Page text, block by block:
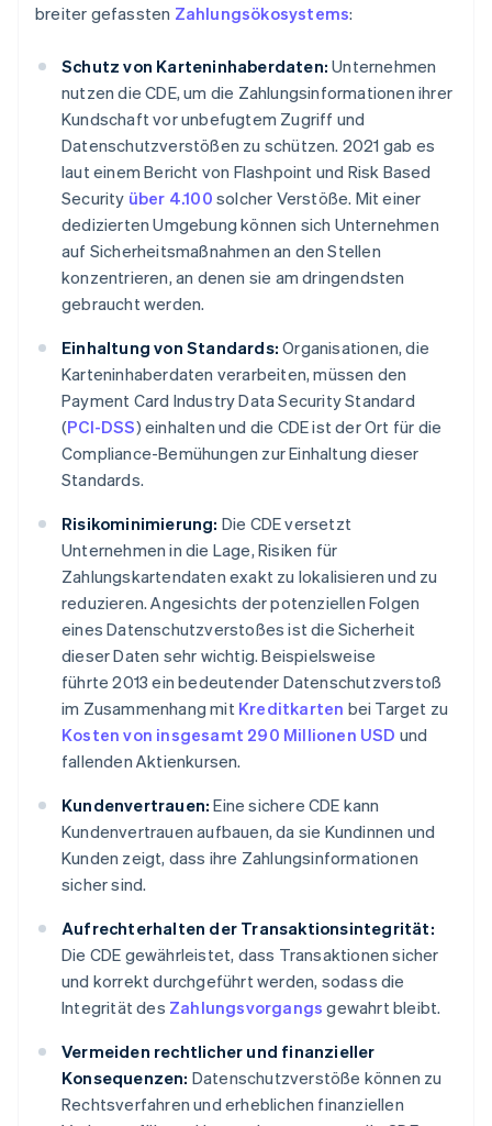
breiter gefassten Zahlungsökosystems:
Schutz von Karteninhaberdaten: Unternehmen
nutzen die CDE, um die Zahlungsinformationen ihrer
Kundschaft vor unbefugtem Zugriff und
Datenschutzverstößen zu schützen. 2021 gab es
laut einem Bericht von Flashpoint und Risk Based
Security über 4.100 solcher Verstöße. Mit einer
dedizierten Umgebung können sich Unternehmen
auf Sicherheitsmaßnahmen an den Stellen
konzentrieren, an denen sie am dringendsten
gebraucht werden.
Einhaltung von Standards: Organisationen, die
Karteninhaberdaten verarbeiten, müssen den
Payment Card Industry Data Security Standard
(PCI-DSS) einhalten und die CDE ist der Ort für die
Compliance-Bemühungen zur Einhaltung dieser
Standards.
Risikominimierung: Die CDE versetzt
Unternehmen in die Lage, Risiken für
Zahlungskartendaten exakt zu lokalisieren und zu
reduzieren. Angesichts der potenziellen Folgen
eines Datenschutzverstoßes ist die Sicherheit
dieser Daten sehr wichtig. Beispielsweise
führte 2013 ein bedeutender Datenschutzverstoß
im Zusammenhang mit Kreditkarten bei Target zu
Kosten von insgesamt 290 Millionen USD und
fallenden Aktienkursen.
Kundenvertrauen: Eine sichere CDE kann
Kundenvertrauen aufbauen, da sie Kundinnen und
Kunden zeigt, dass ihre Zahlungsinformationen
sicher sind.
Aufrechterhalten der Transaktionsintegrität:
Die CDE gewährleistet, dass Transaktionen sicher
und korrekt durchgeführt werden, sodass die
Integrität des Zahlungsvorgangs gewahrt bleibt.
Vermeiden rechtlicher und finanzieller
Konsequenzen: Datenschutzverstöße können zu
Rechtsverfahren und erheblichen finanziellen